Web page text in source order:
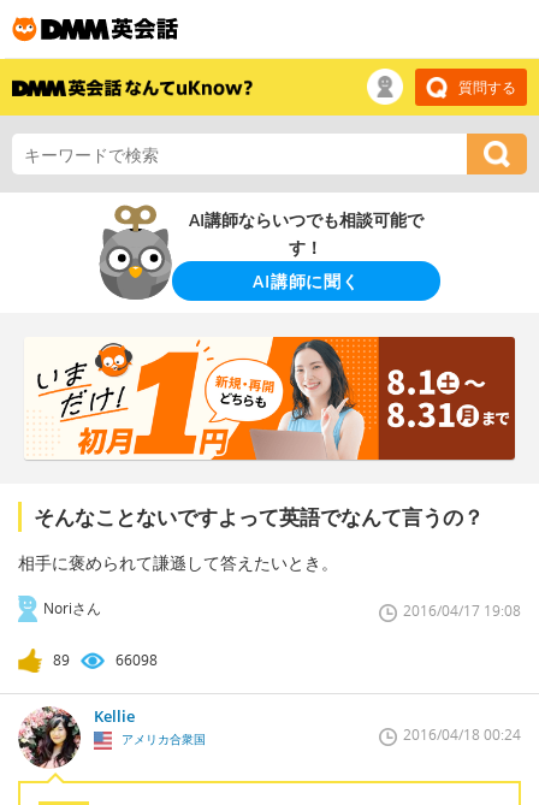
質問する
AI講師ならいつでも相談可能で
す！
AI講師に聞く
そんなことないですよって英語でなんて言うの？
相手に褒められて謙遜して答えたいとき。
Noriさん 2016/04/17 19:08
89 66098
Kellie
アメリカ合衆国 2016/04/18 00:24